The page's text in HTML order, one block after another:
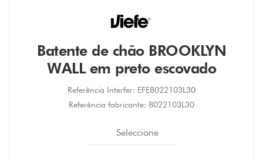
Batente de chão BROOKLYN
WALL em preto escovado
Referência Interfer: EFE8022103L30
Referência fabricante: 8022103L30
Seleccione